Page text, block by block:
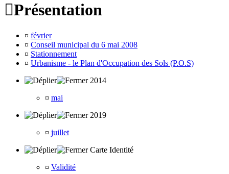
Présentation
¤ février
¤ Conseil municipal du 6 mai 2008
¤ Stationnement
¤ Urbanisme - le Plan d'Occupation des Sols (P.O.S)
2014
¤ mai
2019
¤ juillet
Carte Identité
¤ Validité